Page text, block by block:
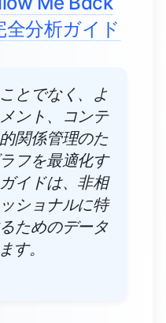
分析ガイド
とでなく、よ
ント、コンテ
関係管理のた
フを最適化す
イドは、非相
ショナルに特
ためのデータ
す。